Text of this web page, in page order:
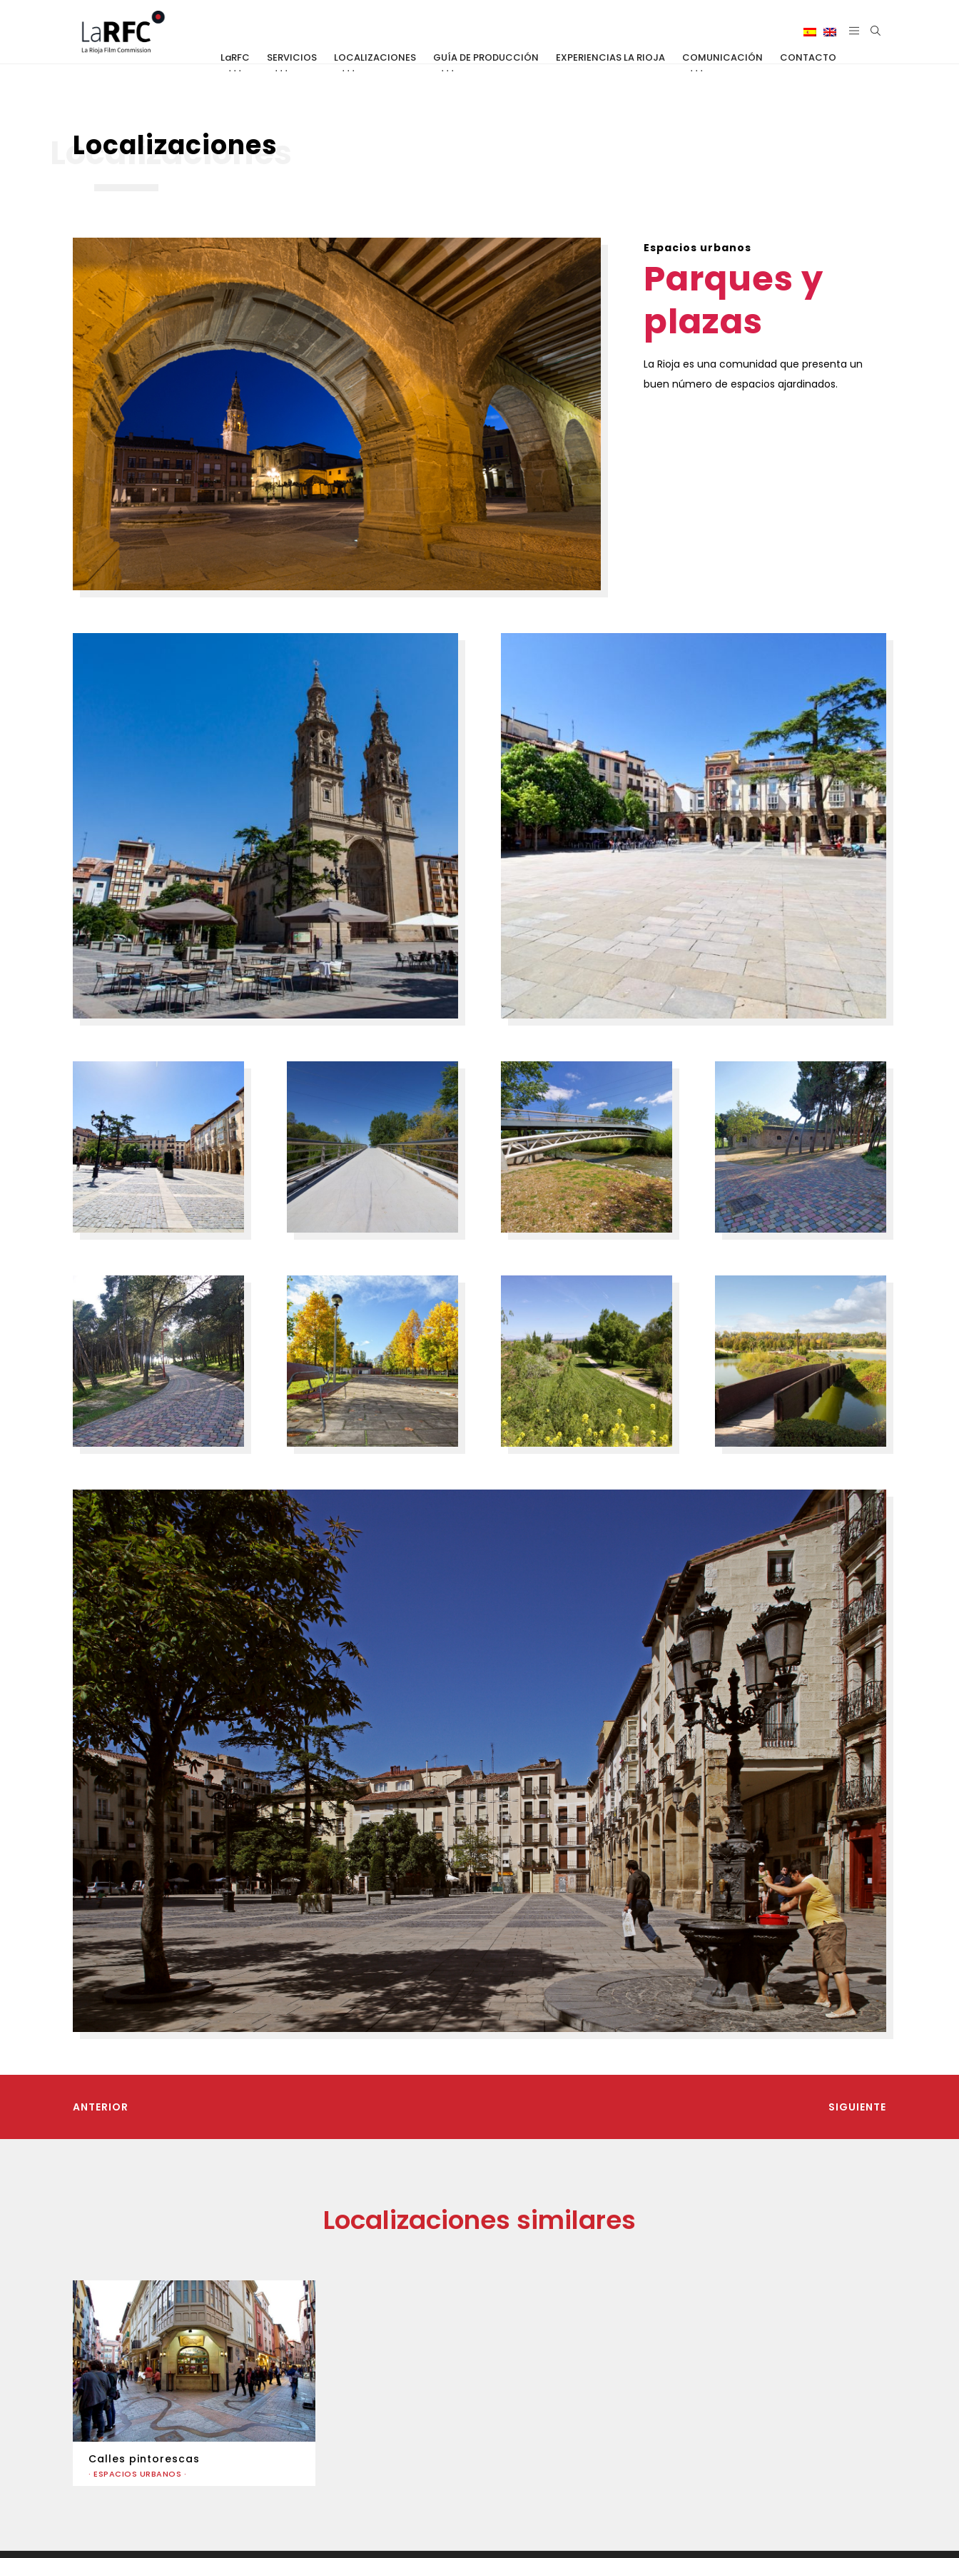
LaRFC SERVICIOS LOCALIZACIONES GUÍA DE PRODUCCIÓN EXPERIENCIAS LA RIOJA COMUNICACIÓN CONTACTO
Localizaciones
Localizaciones
Espacios urbanos
Parques y
plazas
La Rioja es una comunidad que presenta un
buen número de espacios ajardinados.
ANTERIOR SIGUIENTE
Localizaciones similares
Calles pintorescas
· ESPACIOS URBANOS ·